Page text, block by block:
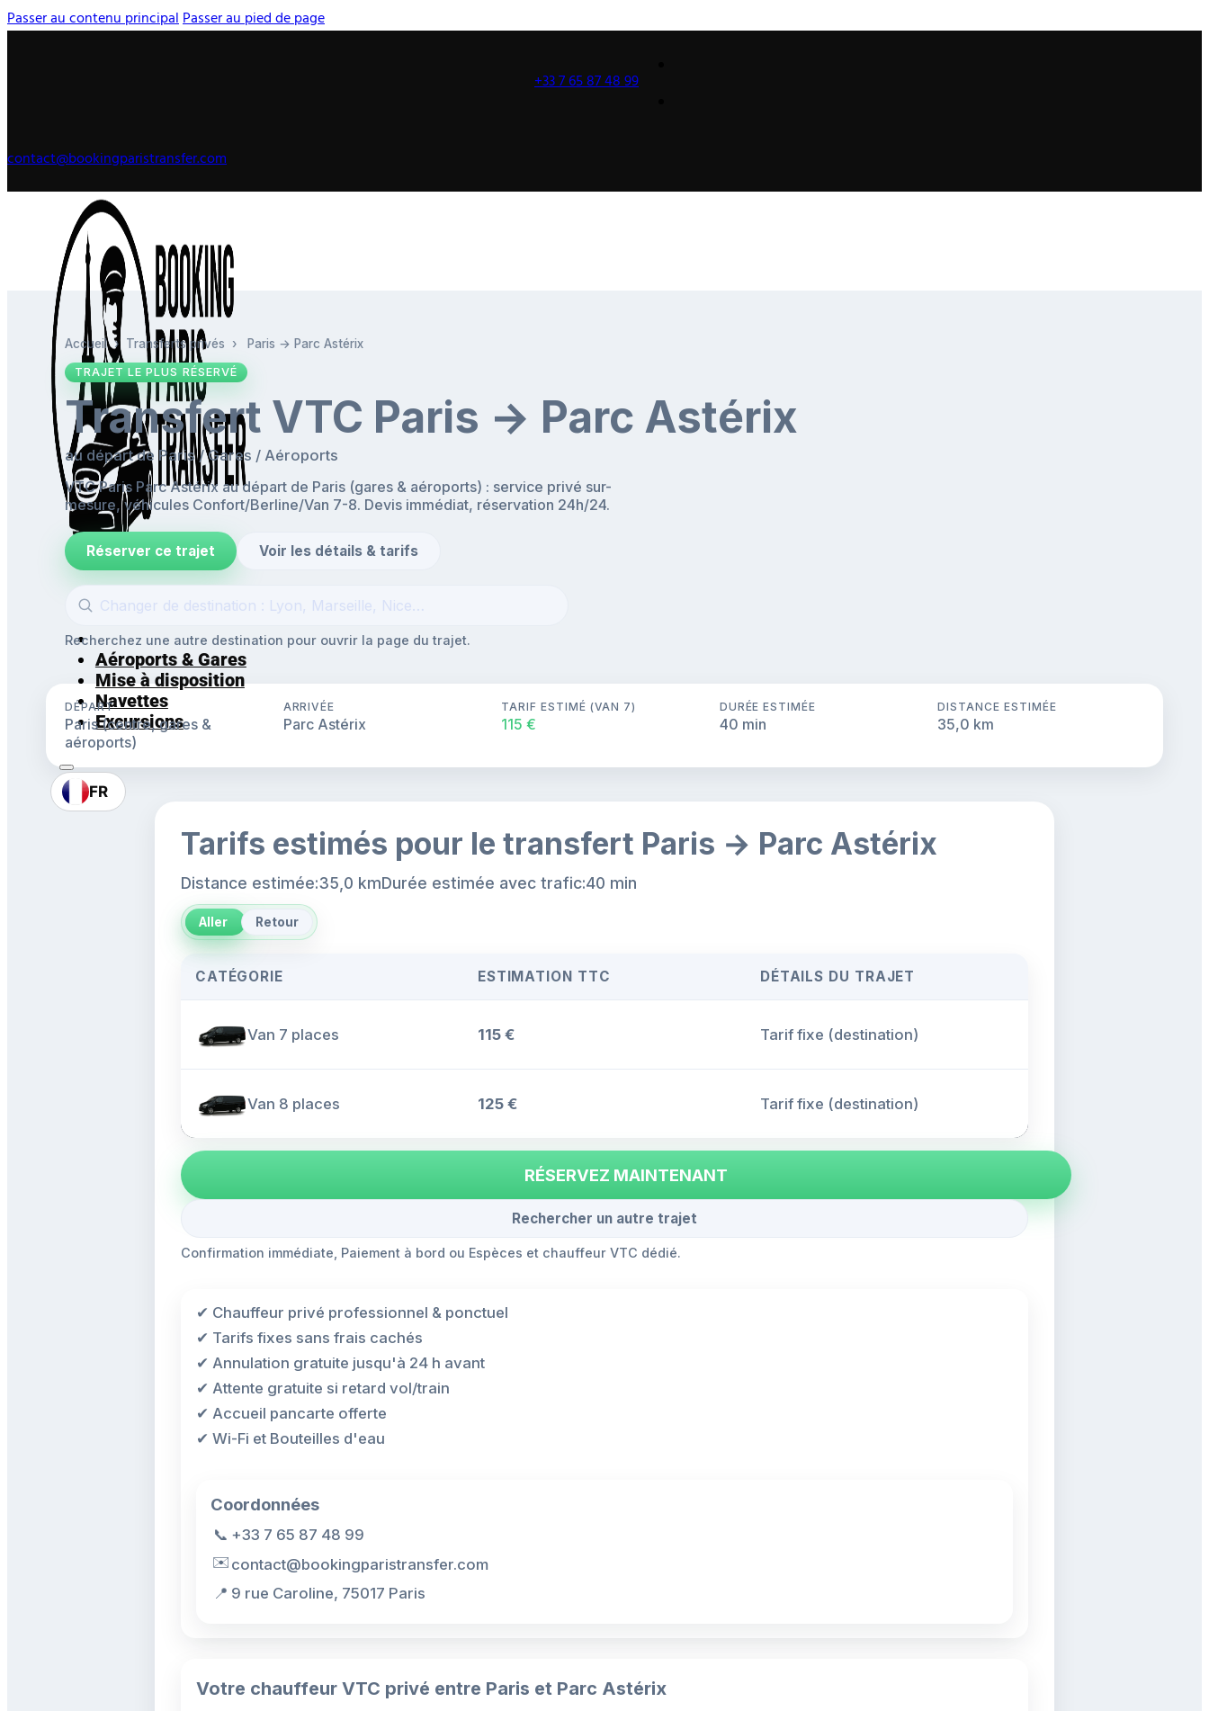
Passer au contenu principalPasser au pied de page
+33 7 65 87 48 99
contact@bookingparistransfer.com
Accueil
Aéroports & Gares
Mise à disposition
Navettes
Excursions
FR
Accueil › Transferts privés › Paris → Parc Astérix
TRAJET LE PLUS RÉSERVÉ
Transfert VTC Paris → Parc Astérix
au départ de Paris / Gares / Aéroports
VTC Paris Parc Astérix au départ de Paris (gares & aéroports) : service privé sur-
mesure, véhicules Confort/Berline/Van 7-8. Devis immédiat, réservation 24h/24.
Réserver ce trajet Voir les détails & tarifs
Recherchez une autre destination pour ouvrir la page du trajet.
DÉPART
Paris (centre, gares &
aéroports)
ARRIVÉE
Parc Astérix
TARIF ESTIMÉ (VAN 7)
115 €
DURÉE ESTIMÉE
40 min
DISTANCE ESTIMÉE
35,0 km
Tarifs estimés pour le transfert Paris → Parc Astérix
Distance estimée:35,0 kmDurée estimée avec trafic:40 min
Aller Retour
CATÉGORIE ESTIMATION TTC DÉTAILS DU TRAJET
Van 7 places 115 € Tarif fixe (destination)
Van 8 places 125 € Tarif fixe (destination)
RÉSERVEZ MAINTENANT
Rechercher un autre trajet
Confirmation immédiate, Paiement à bord ou Espèces et chauffeur VTC dédié.
✔ Chauffeur privé professionnel & ponctuel
✔ Tarifs fixes sans frais cachés
✔ Annulation gratuite jusqu'à 24 h avant
✔ Attente gratuite si retard vol/train
✔ Accueil pancarte offerte
✔ Wi-Fi et Bouteilles d'eau
Coordonnées
📞 +33 7 65 87 48 99
✉️ contact@bookingparistransfer.com
📍 9 rue Caroline, 75017 Paris
Votre chauffeur VTC privé entre Paris et Parc Astérix